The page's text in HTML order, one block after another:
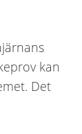
kan
Det